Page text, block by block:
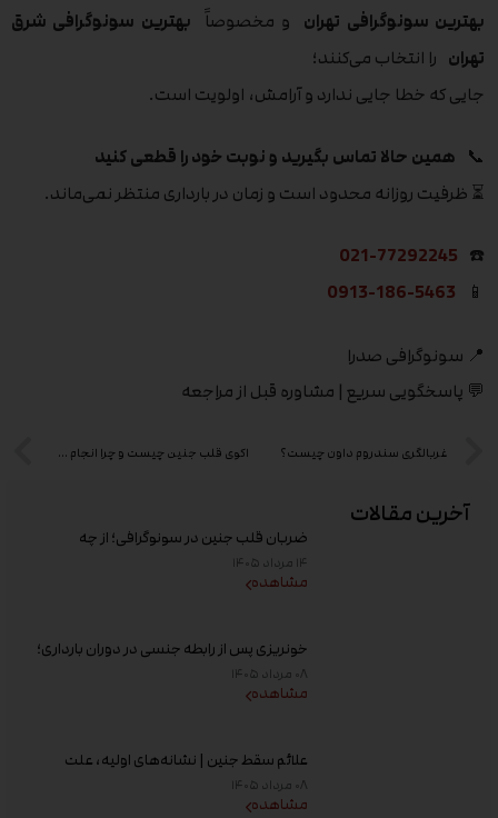
آخرین مقالات
ضربان قلب جنین در سونوگرافی؛ از چه
هفته‌ای دیده می‌شود؟
۱۴ مرداد ۱۴۰۵
مشاهده
خونریزی پس از رابطه جنسی در دوران بارداری؛
علت و زمان مراجعه به پزشک
۰۸ مرداد ۱۴۰۵
مشاهده
علائم سقط جنین | نشانه‌های اولیه، علت
خونریزی، عوامل خطر و زمان مراجعه به پزشک
۰۸ مرداد ۱۴۰۵
مشاهده
بهترین سونوگرافی تهران و مخصوصاً بهترین سونوگرافی شرق
تهران را انتخاب می‌کنند؛
جایی که خطا جایی ندارد و آرامش، اولویت است.
📞 همین حالا تماس بگیرید و نوبت خود را قطعی کنید
⏳ ظرفیت روزانه محدود است و زمان در بارداری منتظر نمی‌ماند.
☎️
021-77292245
📱
0913-186-5463
📍 سونوگرافی صدرا
💬 پاسخگویی سریع | مشاوره قبل از مراجعه
غربالگری سندروم داون چیست؟ اکوی قلب جنین چیست و چرا انجام می‌شود؟